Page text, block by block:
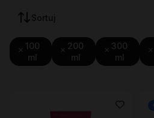
Sortuj
100
ml
200
ml
300
ml